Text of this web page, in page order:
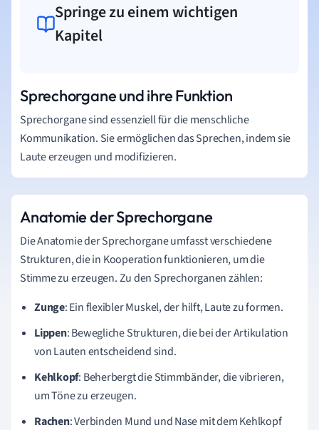
Springe zu einem wichtigen
Kapitel
Sprechorgane und ihre Funktion
Sprechorgane sind essenziell für die menschliche
Kommunikation. Sie ermöglichen das Sprechen, indem sie
Laute erzeugen und modifizieren.
Anatomie der Sprechorgane
Die Anatomie der Sprechorgane umfasst verschiedene
Strukturen, die in Kooperation funktionieren, um die
Stimme zu erzeugen. Zu den Sprechorganen zählen:
Zunge: Ein flexibler Muskel, der hilft, Laute zu formen.
Lippen: Bewegliche Strukturen, die bei der Artikulation
von Lauten entscheidend sind.
Kehlkopf: Beherbergt die Stimmbänder, die vibrieren,
um Töne zu erzeugen.
Rachen: Verbinden Mund und Nase mit dem Kehlkopf